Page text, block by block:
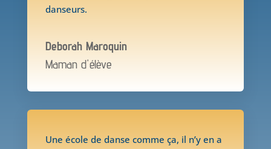
danseurs.
Deborah Maroquin
Maman d'élève
Une école de danse comme ça, il n’y en a